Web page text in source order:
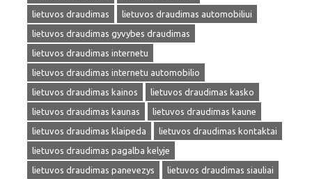
lietuvos draudimas
lietuvos draudimas automobiliui
lietuvos draudimas gyvybes draudimas
lietuvos draudimas internetu
lietuvos draudimas internetu automobilio
lietuvos draudimas kainos
lietuvos draudimas kasko
lietuvos draudimas kaunas
lietuvos draudimas kaune
lietuvos draudimas klaipeda
lietuvos draudimas kontaktai
lietuvos draudimas pagalba kelyje
lietuvos draudimas panevezys
lietuvos draudimas siauliai